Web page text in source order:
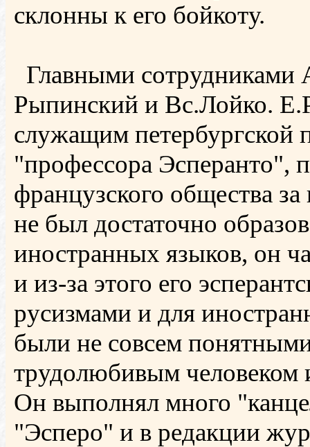
склонны к его бойкоту.
Главными сотрудниками
Рыпинский и Вс.Лойко.
служащим петербургской
"профессора Эсперанто",
французского общества
не был достаточно
иностранных языков, он
и из-за этого его
русизмами и для
были не совсем
трудолюбивым человеком
Он выполнял много
"Эсперо" и в редакции